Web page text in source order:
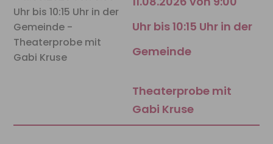
Uhr bis 10:15 Uhr in der
Gemeinde
Theaterprobe mit
Gabi Kruse